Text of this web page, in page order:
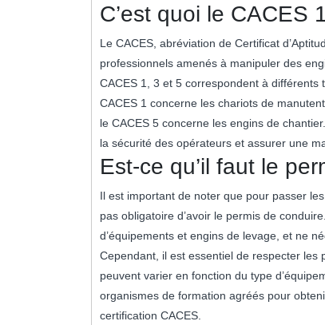
C’est quoi le CACES
Le CACES, abréviation de Certificat
professionnels amenés à manipuler des
CACES 1, 3 et 5 correspondent à différents
CACES 1 concerne les chariots de
le CACES 5 concerne les engins de
la sécurité des opérateurs et assurer une
Est-ce qu’il faut le
Il est important de noter que pour passer
pas obligatoire d’avoir le permis de
d’équipements et engins de levage, et ne
Cependant, il est essentiel de respecter les
peuvent varier en fonction du type
organismes de formation agréés pour
certification CACES.